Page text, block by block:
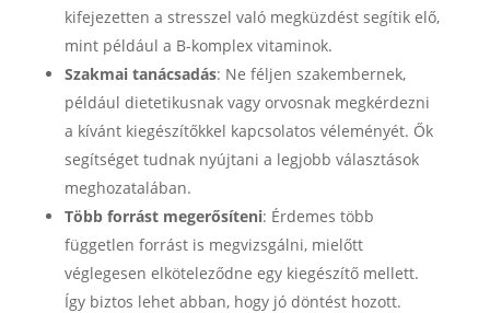
kifejezetten a stresszel való megküzdést segítik elő,
mint például a B-komplex vitaminok.
Szakmai tanácsadás: Ne féljen szakembernek,
például dietetikusnak vagy orvosnak megkérdezni
a kívánt kiegészítőkkel kapcsolatos véleményét. Ők
segítséget tudnak nyújtani a legjobb választások
meghozatalában.
Több forrást megerősíteni: Érdemes több
független forrást is megvizsgálni, mielőtt
véglegesen elköteleződne egy kiegészítő mellett.
Így biztos lehet abban, hogy jó döntést hozott.